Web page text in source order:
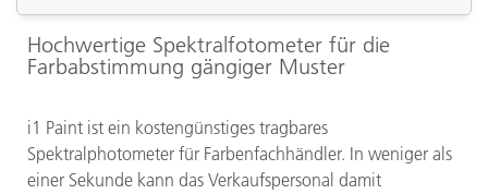
Hochwertige Spektralfotometer für die
Farbabstimmung gängiger Muster
i1 Paint ist ein kostengünstiges tragbares
Spektralphotometer für Farbenfachhändler. In weniger als
einer Sekunde kann das Verkaufspersonal damit